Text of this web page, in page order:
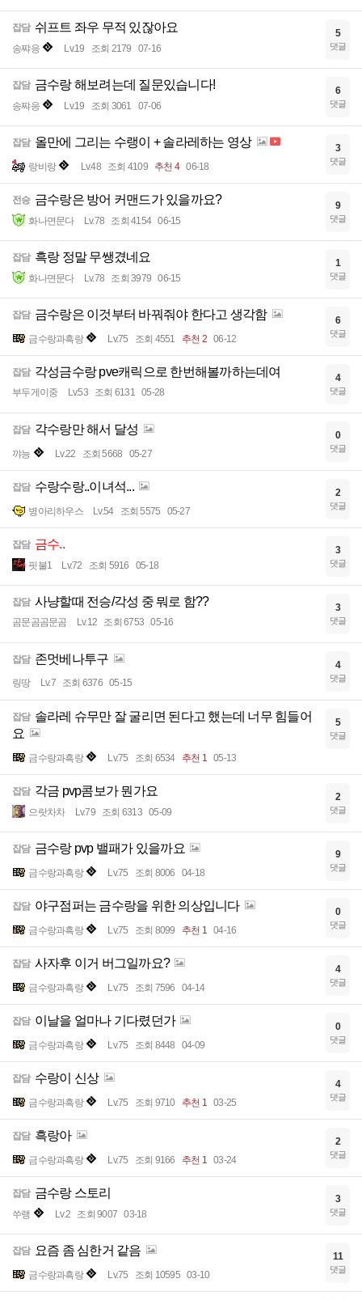
잡담 쉬프트 좌우 무적 있잖아요
송쨔응 Lv.19 조회 2179 07-16
5
댓글
잡담 금수랑 해보려는데 질문있습니다!
송쨔응 Lv.19 조회 3061 07-06
6
댓글
잡담 올만에 그리는 수랭이 + 솔라레하는 영상
랑비랑 Lv.48 조회 4109 추천 4 06-18
3
댓글
전승 금수랑은 방어 커맨드가 있을까요?
화나면문다 Lv.78 조회 4154 06-15
9
댓글
잡담 흑랑 정말 무쌩겼네요
화나면문다 Lv.78 조회 3979 06-15
1
댓글
잡담 금수랑은 이것부터 바꿔줘야 한다고 생각함
금수랑과흑랑 Lv.75 조회 4551 추천 2 06-12
6
댓글
잡담 각성금수랑 pve캐릭으로 한번해볼까하는데여
부두게이중 Lv.53 조회 6131 05-28
4
댓글
잡담 각수랑만 해서 달성
꺄능 Lv.22 조회 5668 05-27
0
댓글
잡담 수랑수랑..이녀석...
병아리하우스 Lv.54 조회 5575 05-27
2
댓글
잡담 금수..
핏불1 Lv.72 조회 5916 05-18
3
댓글
잡담 사냥할때 전승/각성 중 뭐로 함??
곰문곰곰문곰 Lv.12 조회 6753 05-16
3
댓글
잡담 존멋베나투구
링땅 Lv.7 조회 6376 05-15
4
댓글
잡담 솔라레 슈무만 잘 굴리면 된다고 했는데 너무 힘들어
요
금수랑과흑랑 Lv.75 조회 6534 추천 1 05-13
5
댓글
잡담 각금 pvp콤보가 뭔가요
으랏차차 Lv.79 조회 6313 05-09
2
댓글
잡담 금수랑 pvp 밸패가 있을까요
금수랑과흑랑 Lv.75 조회 8006 04-18
9
댓글
잡담 야구점퍼는 금수랑을 위한 의상입니다
금수랑과흑랑 Lv.75 조회 8099 추천 1 04-16
0
댓글
잡담 사자후 이거 버그일까요?
금수랑과흑랑 Lv.75 조회 7596 04-14
4
댓글
잡담 이날을 얼마나 기다렸던가
금수랑과흑랑 Lv.75 조회 8448 04-09
0
댓글
잡담 수랑이 신상
금수랑과흑랑 Lv.75 조회 9710 추천 1 03-25
4
댓글
잡담 흑랑아
금수랑과흑랑 Lv.75 조회 9166 추천 1 03-24
2
댓글
잡담 금수랑 스토리
쑤랭 Lv.2 조회 9007 03-18
3
댓글
잡담 요즘 좀 심한거 같음
금수랑과흑랑 Lv.75 조회 10595 03-10
11
댓글